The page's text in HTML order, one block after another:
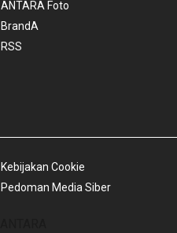
ANTARA Foto
BrandA
RSS
Kebijakan Cookie
Pedoman Media Siber